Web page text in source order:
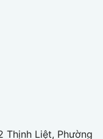
Thịnh Liệt, Phường